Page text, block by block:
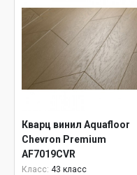
Кварц винил Aquafloor
Chevron Premium
AF7019CVR
Класс: 43 класс